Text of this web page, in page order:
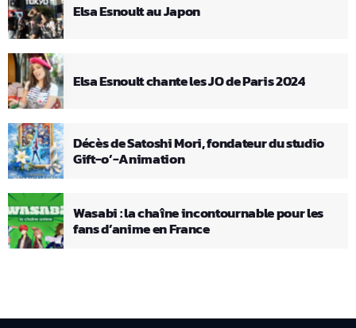
Elsa Esnoult au Japon
Elsa Esnoult chante les JO de Paris 2024
Décès de Satoshi Mori, fondateur du studio
Gift-o’-Animation
Wasabi : la chaîne incontournable pour les
fans d’anime en France